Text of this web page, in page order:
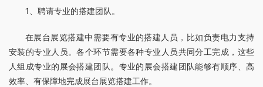
1、聘请专业的搭建团队。
在展台展览搭建中需要有专业的搭建人员，比如负责电力支持
安装的专业人员。各个环节需要各种专业人员共同分工完成，这些
人组成专业的展会搭建团队。专业的展会搭建团队能够有顺序、高
效率、有保障地完成展台展览搭建工作。